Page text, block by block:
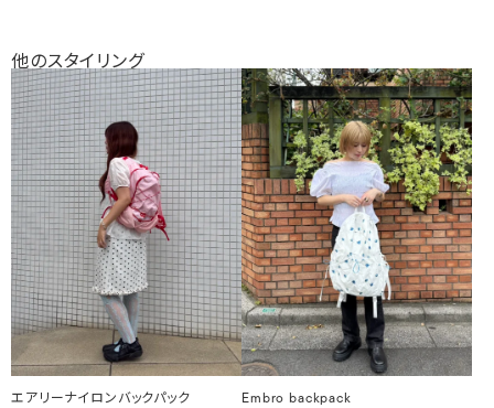
他のスタイリング
エアリーナイロンバックパック Embro backpack